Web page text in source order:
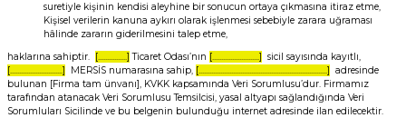
suretiyle kişinin kendisi aleyhine bir sonucun ortaya çıkmasına itiraz etme,
Kişisel verilerin kanuna aykırı olarak işlenmesi sebebiyle zarara uğraması
hâlinde zararın giderilmesini talep etme,
haklarına sahiptir. [................] Ticaret Odası’nın [..........................] sicil sayısında kayıtlı,
[.............................] MERSİS numarasına sahip, [.......................................................................] adresinde
bulunan [Firma tam ünvanı], KVKK kapsamında Veri Sorumlusu’dur. Firmamız
tarafından atanacak Veri Sorumlusu Temsilcisi, yasal altyapı sağlandığında Veri
Sorumluları Sicilinde ve bu belgenin bulunduğu internet adresinde ilan edilecektir.